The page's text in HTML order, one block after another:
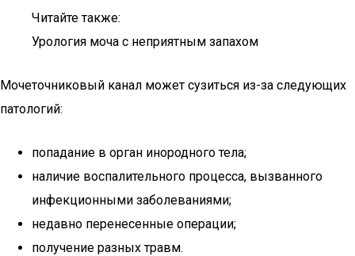
Читайте также:
Урология моча с неприятным запахом
Мочеточниковый канал может сузиться из-за следующих
патологий:
попадание в орган инородного тела;
наличие воспалительного процесса, вызванного
инфекционными заболеваниями;
недавно перенесенные операции;
получение разных травм.